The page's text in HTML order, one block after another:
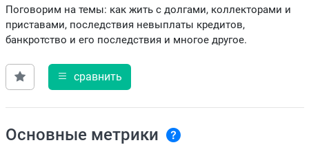
Поговорим на темы: как жить с долгами, коллекторами и
приставами, последствия невыплаты кредитов,
банкротство и его последствия и многое другое.
сравнить
Основные метрики